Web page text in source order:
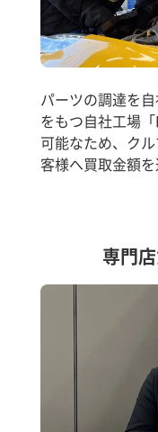
パーツの調達を
をもつ自社工場
可能なため、ク
客様へ買取金額を
専門